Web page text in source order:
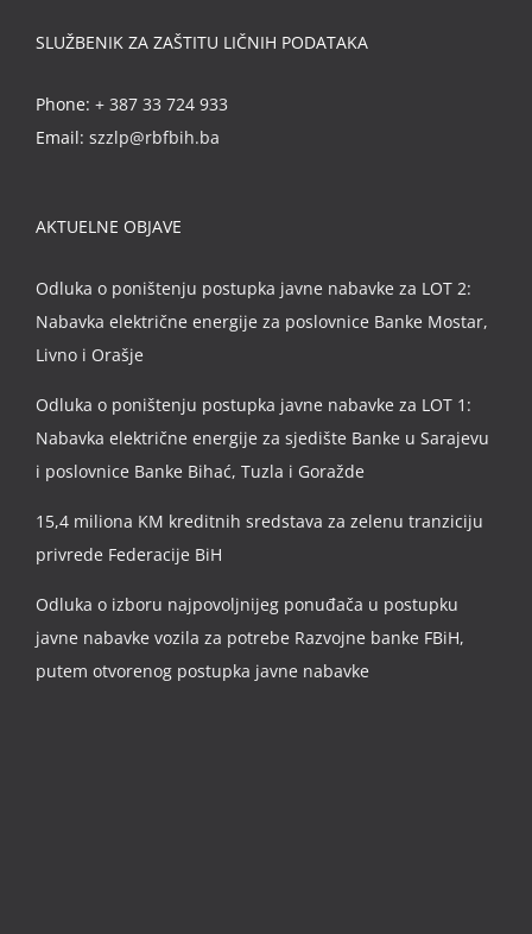
SLUŽBENIK ZA ZAŠTITU LIČNIH PODATAKA
Phone: + 387 33 724 933
Email: szzlp@rbfbih.ba
AKTUELNE OBJAVE
Odluka o poništenju postupka javne nabavke za LOT 2:
Nabavka električne energije za poslovnice Banke Mostar,
Livno i Orašje
Odluka o poništenju postupka javne nabavke za LOT 1:
Nabavka električne energije za sjedište Banke u Sarajevu
i poslovnice Banke Bihać, Tuzla i Goražde
15,4 miliona KM kreditnih sredstava za zelenu tranziciju
privrede Federacije BiH
Odluka o izboru najpovoljnijeg ponuđača u postupku
javne nabavke vozila za potrebe Razvojne banke FBiH,
putem otvorenog postupka javne nabavke